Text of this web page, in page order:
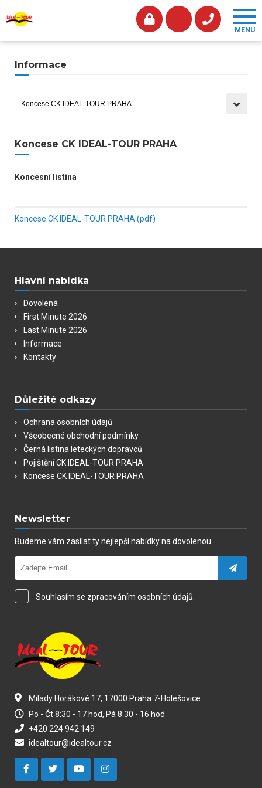
Informace
Koncese CK IDEAL-TOUR PRAHA
Koncesní listina
Koncese CK IDEAL-TOUR PRAHA (pdf)
Hlavní nabídka
Dovolená
First Minute 2026
Last Minute 2026
Informace
Kontakty
Důležité odkazy
Ochrana osobních údajů
Všeobecné obchodní podmínky
Černá listina leteckých dopravců
Pojištění CK IDEAL-TOUR PRAHA
Koncese CK IDEAL-TOUR PRAHA
Newsletter
Budeme vám zasílat ty nejlepší nabídky na dovolenou.
Souhlasím se zpracováním osobních údajů.
Milady Horákové 17, 17000 Praha 7-Holešovice
Po - Čt 8:30 - 17 hod, Pá 8:30 - 16 hod
+420 224 942 149
idealtour@idealtour.cz